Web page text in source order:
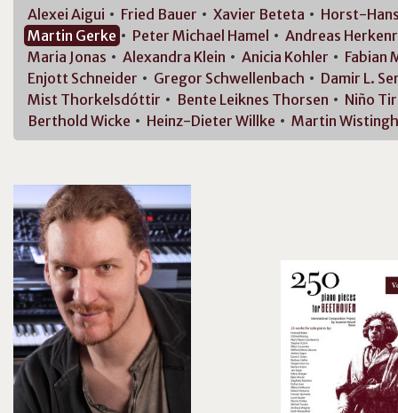
Alexei Aigui Fried Bauer Xavier Beteta
Horst-
Martin Gerke Peter Michael Hamel Andreas
Maria Jonas Alexandra Klein Anicia Kohler Fabian
Enjott Schneider Gregor Schwellenbach Damir L.
Mist Thorkelsdóttir Bente Leiknes Thorsen Niño
Berthold Wicke Heinz-Dieter Willke Martin